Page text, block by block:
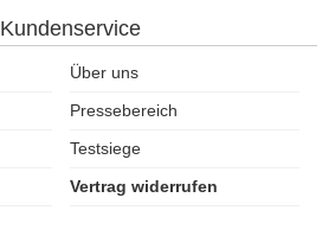
Kundenservice
Über uns
Pressebereich
Testsiege
Vertrag widerrufen